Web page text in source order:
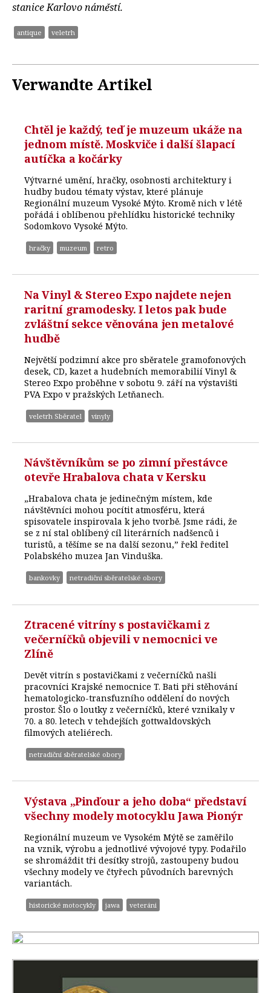
stanice Karlovo náměstí.
antique veletrh
Verwandte Artikel
Chtěl je každý, teď je muzeum ukáže na
jednom místě. Moskviče i další šlapací
autíčka a kočárky
Výtvarné umění, hračky, osobnosti architektury i
hudby budou tématy výstav, které plánuje
Regionální muzeum Vysoké Mýto. Kromě nich v létě
pořádá i oblíbenou přehlídku historické techniky
Sodomkovo Vysoké Mýto.
hračky muzeum retro
Na Vinyl & Stereo Expo najdete nejen
raritní gramodesky. I letos pak bude
zvláštní sekce věnována jen metalové
hudbě
Největší podzimní akce pro sběratele gramofonových
desek, CD, kazet a hudebních memorabilií Vinyl &
Stereo Expo proběhne v sobotu 9. září na výstavišti
PVA Expo v pražských Letňanech.
veletrh Sběratel vinyly
Návštěvníkům se po zimní přestávce
otevře Hrabalova chata v Kersku
„Hrabalova chata je jedinečným místem, kde
návštěvníci mohou pocítit atmosféru, která
spisovatele inspirovala k jeho tvorbě. Jsme rádi, že
se z ní stal oblíbený cíl literárních nadšenců i
turistů, a těšíme se na další sezonu,” řekl ředitel
Polabského muzea Jan Vinduška.
bankovky netradiční sběratelské obory
Ztracené vitríny s postavičkami z
večerníčků objevili v nemocnici ve
Zlíně
Devět vitrín s postavičkami z večerníčků našli
pracovníci Krajské nemocnice T. Bati při stěhování
hematologicko-transfuzního oddělení do nových
prostor. Šlo o loutky z večerníčků, které vznikaly v
70. a 80. letech v tehdejších gottwaldovských
filmových ateliérech.
netradiční sběratelské obory
Výstava „Pinďour a jeho doba“ představí
všechny modely motocyklu Jawa Pionýr
Regionální muzeum ve Vysokém Mýtě se zaměřilo
na vznik, výrobu a jednotlivé vývojové typy. Podařilo
se shromáždit tři desítky strojů, zastoupeny budou
všechny modely ve čtyřech původních barevných
variantách.
historické motocykly jawa veteráni